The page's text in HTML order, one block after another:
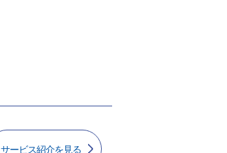
サービス紹介を見る